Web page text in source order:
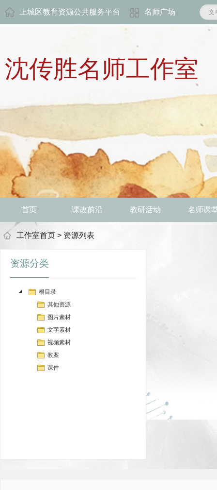
上城区教育资源公共服务平台 名师广场 文
沈传胜名师工作室
首页 课改前沿 教研活动 名师课
工作室首页 > 资源列表
资源分类
根目录
其他资源
图片素材
文字素材
视频素材
教案
课件